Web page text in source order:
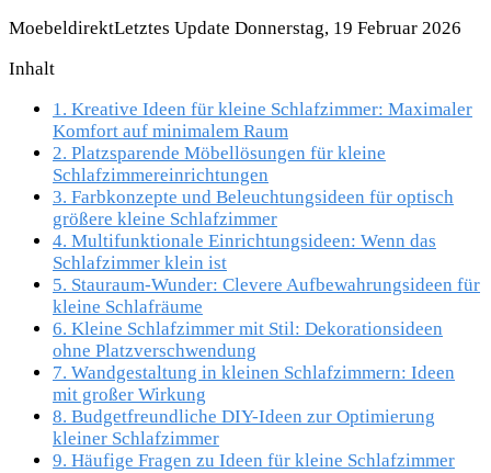
MoebeldirektLetztes Update Donnerstag, 19 Februar 2026
Inhalt
1. Kreative Ideen für kleine Schlafzimmer: Maximaler
Komfort auf minimalem Raum
2. Platzsparende Möbellösungen für kleine
Schlafzimmereinrichtungen
3. Farbkonzepte und Beleuchtungsideen für optisch
größere kleine Schlafzimmer
4. Multifunktionale Einrichtungsideen: Wenn das
Schlafzimmer klein ist
5. Stauraum-Wunder: Clevere Aufbewahrungsideen für
kleine Schlafräume
6. Kleine Schlafzimmer mit Stil: Dekorationsideen
ohne Platzverschwendung
7. Wandgestaltung in kleinen Schlafzimmern: Ideen
mit großer Wirkung
8. Budgetfreundliche DIY-Ideen zur Optimierung
kleiner Schlafzimmer
9. Häufige Fragen zu Ideen für kleine Schlafzimmer